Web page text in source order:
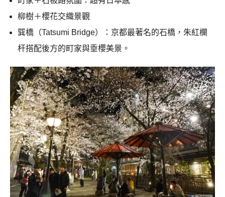
柳樹＋櫻花交織景觀
巽橋（Tatsumi Bridge）：京都最著名的石橋，朱紅欄
杆搭配後方的町家與垂櫻美景。